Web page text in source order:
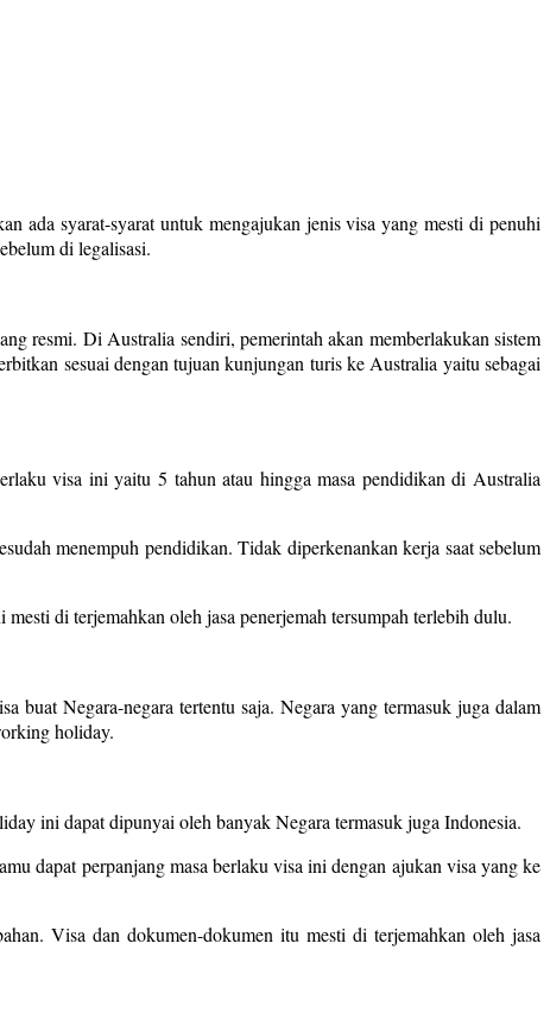
ada syarat-syarat untuk mengajukan jenis visa yang mesti di penuhi
di legalisasi.
resmi. Di Australia sendiri, pemerintah akan memberlakukan sistem
sesuai dengan tujuan kunjungan turis ke Australia yaitu sebagai
visa ini yaitu 5 tahun atau hingga masa pendidikan di Australia
menempuh pendidikan. Tidak diperkenankan kerja saat sebelum
di terjemahkan oleh jasa penerjemah tersumpah terlebih dulu.
buat Negara-negara tertentu saja. Negara yang termasuk juga dalam
holiday.
ini dapat dipunyai oleh banyak Negara termasuk juga Indonesia.
dapat perpanjang masa berlaku visa ini dengan ajukan visa yang ke
Visa dan dokumen-dokumen itu mesti di terjemahkan oleh jasa